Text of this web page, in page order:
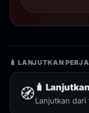
🧳 LANJUTKAN
🧭 🧳
Lanjutkan dari